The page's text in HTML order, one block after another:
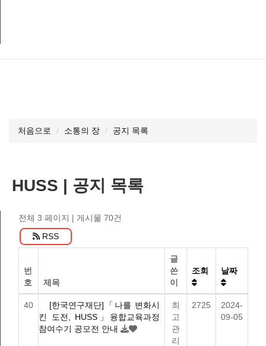
처음으로 소통의 장 공지 목록
HUSS | 공지 목록
전체 3 페이지 | 게시물 70건
RSS
번
호
제목
글
쓴
이
조회 날짜
40
[한국연구재단]「나를 변화시
킨 도전, HUSS」융합교육과정
참여수기 공모전 안내
최
고
관
리
2725
2024-
09-05